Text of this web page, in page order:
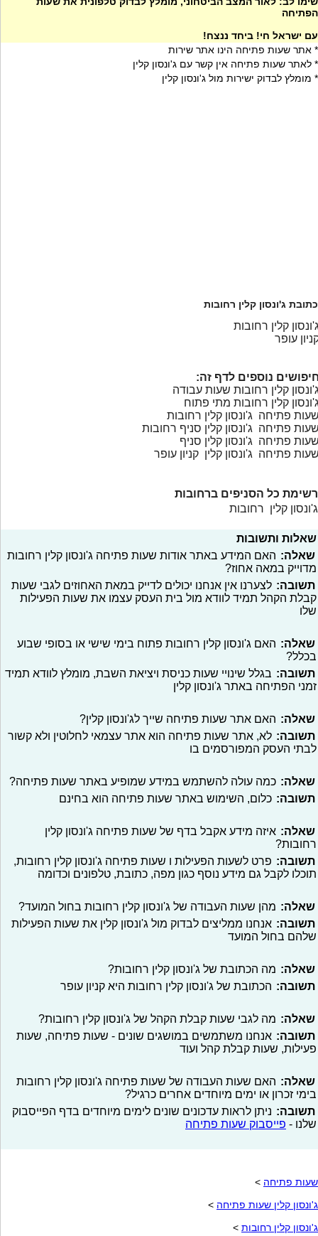
הפתיחה
עם ישראל חי! ביחד ננצח!
* אתר שעות פתיחה הינו אתר שירות
* לאתר שעות פתיחה אין קשר עם ג'ונסון קלין
* מומלץ לבדוק ישירות מול ג'ונסון קלין
כתובת ג'ונסון קלין רחובות
קלין רחובות
עופר
נוספים לדף זה:
קלין רחובות שעות עבודה
קלין רחובות מתי פתוח
פתיחה ג'ונסון קלין רחובות
פתיחה ג'ונסון קלין סניף רחובות
פתיחה ג'ונסון קלין סניף
פתיחה ג'ונסון קלין קניון עופר
רשימת כל הסניפים ברחובות
ג'ונסון קלין רחובות
שאלות ותשובות
שאלה: האם המידע באתר אודות שעות פתיחה ג'ונסון קלין רחובות
מדוייק במאה אחוז?
תשובה: לצערנו אין אנחנו יכולים לדייק במאת האחוזים לגבי שעות
קבלת הקהל תמיד לוודא מול בית העסק עצמו את שעות הפעילות
שלו
שאלה: האם ג'ונסון קלין רחובות פתוח בימי שישי או בסופי שבוע
בכלל?
תשובה: בגלל שינויי שעות כניסת ויציאת השבת, מומלץ לוודא תמיד
זמני הפתיחה באתר ג'ונסון קלין
שאלה: האם אתר שעות פתיחה שייך לג'ונסון קלין?
תשובה: לא, אתר שעות פתיחה הוא אתר עצמאי לחלוטין ולא קשור
לבתי העסק המפורסמים בו
שאלה: כמה עולה להשתמש במידע שמופיע באתר שעות פתיחה?
תשובה: כלום, השימוש באתר שעות פתיחה הוא בחינם
שאלה: איזה מידע אקבל בדף של שעות פתיחה ג'ונסון קלין
רחובות?
תשובה: פרט לשעות הפעילות ו שעות פתיחה ג'ונסון קלין רחובות,
תוכלו לקבל גם מידע נוסף כגון מפה, כתובת, טלפונים וכדומה
שאלה: מהן שעות העבודה של ג'ונסון קלין רחובות בחול המועד?
תשובה: אנחנו ממליצים לבדוק מול ג'ונסון קלין את שעות הפעילות
שלהם בחול המועד
שאלה: מה הכתובת של ג'ונסון קלין רחובות?
תשובה: הכתובת של ג'ונסון קלין רחובות היא קניון עופר
שאלה: מה לגבי שעות קבלת הקהל של ג'ונסון קלין רחובות?
תשובה: אנחנו משתמשים במושגים שונים - שעות פתיחה, שעות
פעילות, שעות קבלת קהל ועוד
שאלה: האם שעות העבודה של שעות פתיחה ג'ונסון קלין רחובות
בימי זכרון או ימים מיוחדים אחרים כרגיל?
תשובה: ניתן לראות עדכונים שונים לימים מיוחדים בדף הפייסבוק
שלנו - פייסבוק שעות פתיחה
שעות פתיחה >
ג'ונסון קלין שעות פתיחה >
ג'ונסון קלין רחובות >